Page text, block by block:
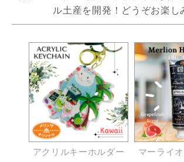
ル土産を開発！どうぞお楽し
アクリルキーホルダー
マーライ